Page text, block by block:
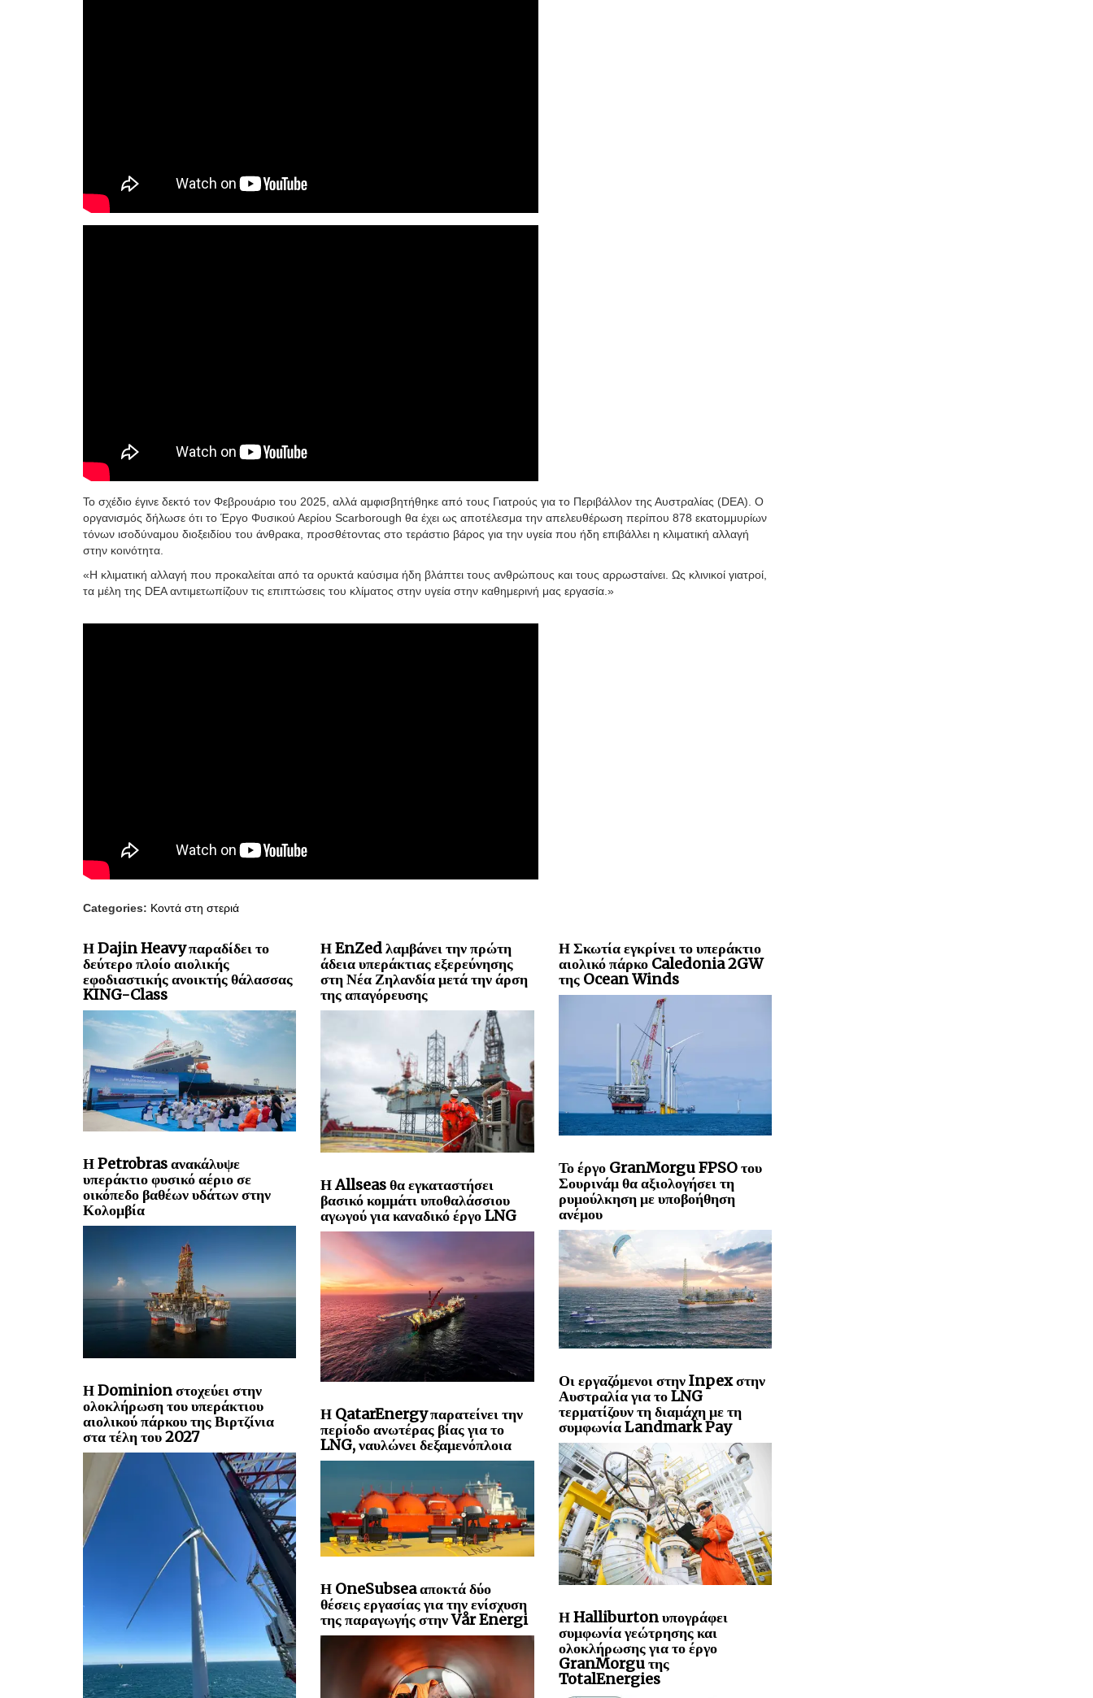
Το σχέδιο έγινε δεκτό τον Φεβρουάριο του 2025, αλλά αμφισβητήθηκε από τους Γιατρούς για το Περιβάλλον της Αυστραλίας (DEA). Ο
οργανισμός δήλωσε ότι το Έργο Φυσικού Αερίου Scarborough θα έχει ως αποτέλεσμα την απελευθέρωση περίπου 878 εκατομμυρίων
τόνων ισοδύναμου διοξειδίου του άνθρακα, προσθέτοντας στο τεράστιο βάρος για την υγεία που ήδη επιβάλλει η κλιματική αλλαγή
στην κοινότητα.
«Η κλιματική αλλαγή που προκαλείται από τα ορυκτά καύσιμα ήδη βλάπτει τους ανθρώπους και τους αρρωσταίνει. Ως κλινικοί γιατροί,
τα μέλη της DEA αντιμετωπίζουν τις επιπτώσεις του κλίματος στην υγεία στην καθημερινή μας εργασία.»
Categories: Κοντά στη στεριά
Η Dajin Heavy παραδίδει το
δεύτερο πλοίο αιολικής
εφοδιαστικής ανοικτής θάλασσας
KING-Class
Η Petrobras ανακάλυψε
υπεράκτιο φυσικό αέριο σε
οικόπεδο βαθέων υδάτων στην
Κολομβία
Η Dominion στοχεύει στην
ολοκλήρωση του υπεράκτιου
αιολικού πάρκου της Βιρτζίνια
στα τέλη του 2027
Η EnZed λαμβάνει την πρώτη
άδεια υπεράκτιας εξερεύνησης
στη Νέα Ζηλανδία μετά την άρση
της απαγόρευσης
Η Allseas θα εγκαταστήσει
βασικό κομμάτι υποθαλάσσιου
αγωγού για καναδικό έργο LNG
Η QatarEnergy παρατείνει την
περίοδο ανωτέρας βίας για το
LNG, ναυλώνει δεξαμενόπλοια
Η OneSubsea αποκτά δύο
θέσεις εργασίας για την ενίσχυση
της παραγωγής στην Vår Energi
Η Σκωτία εγκρίνει το υπεράκτιο
αιολικό πάρκο Caledonia 2GW
της Ocean Winds
Το έργο GranMorgu FPSO του
Σουρινάμ θα αξιολογήσει τη
ρυμούλκηση με υποβοήθηση
ανέμου
Οι εργαζόμενοι στην Inpex στην
Αυστραλία για το LNG
τερματίζουν τη διαμάχη με τη
συμφωνία Landmark Pay
Η Halliburton υπογράφει
συμφωνία γεώτρησης και
ολοκλήρωσης για το έργο
GranMorgu της
TotalEnergies